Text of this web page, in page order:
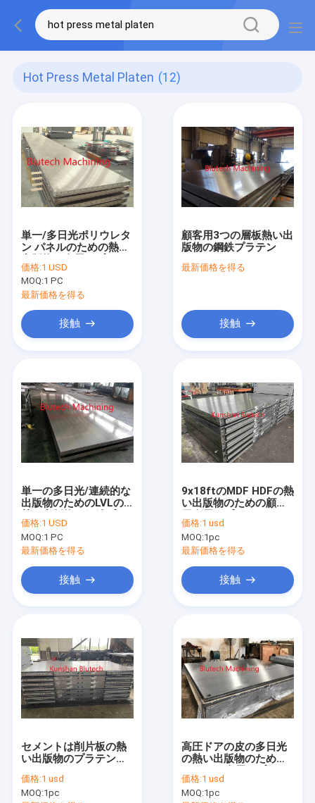
Hot Press Metal Platen (12)
単一/多日光ポリウレタ
ン パネルのための熱い
ン
価格:1 USD
MOQ:1 PC
最新価格を得る
接触
顧客用3つの層板熱い出
版物の鋼鉄プラテン
最新価格を得る
接触
単一の多日光/連続的な
出版物のためのLVLの
テン
価格:1 USD
MOQ:1 PC
最新価格を得る
接触
9x18ftのMDF HDFの熱
い出版物のための顧客
価格:1 usd
MOQ:1pc
最新価格を得る
接触
セメントは削片板の熱
い出版物のプラテン
結んだ
価格:1 usd
MOQ:1pc
高圧ドアの皮の多日光
の熱い出版物のための
ン
価格:1 usd
MOQ:1pc